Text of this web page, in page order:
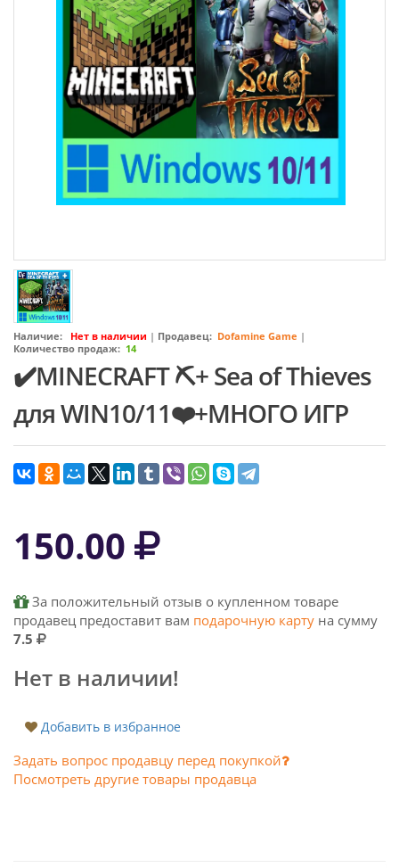
Наличие: Нет в наличии | Продавец: Dofamine Game |
Количество продаж: 14
✔️MINECRAFT ⛏+ Sea of Thieves
для WIN10/11❤️️+МНОГО ИГР
150.00
За положительный отзыв о купленном товаре
продавец предоставит вам подарочную карту на сумму
7.5
Нет в наличии!
Добавить в избранное
Задать вопрос продавцу перед покупкой
Посмотреть другие товары продавца